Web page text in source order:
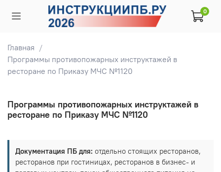
0
Главная
Программы противопожарных инструктажей в
ресторане по Приказу МЧС №1120
Программы противопожарных инструктажей в
ресторане по Приказу МЧС №1120
Документация ПБ для: отдельно стоящих ресторанов,
ресторанов при гостиницах, ресторанов в бизнес- и